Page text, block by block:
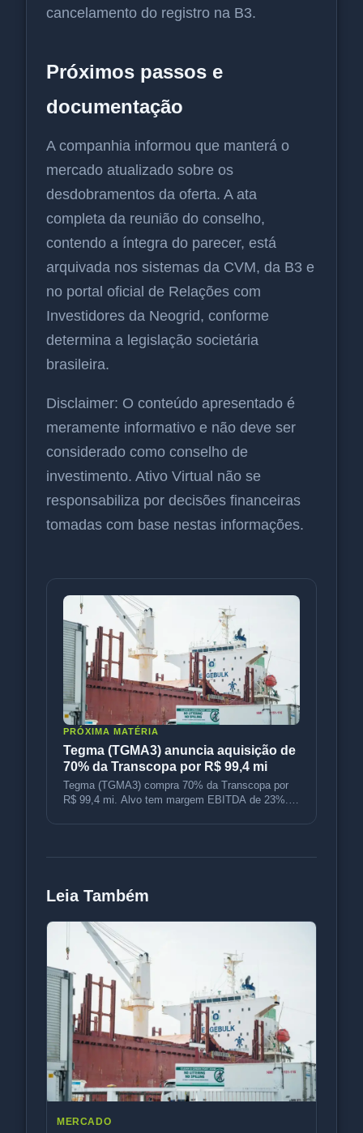
cancelamento do registro na B3.
Próximos passos e
documentação
A companhia informou que manterá o
mercado atualizado sobre os
desdobramentos da oferta. A ata
completa da reunião do conselho,
contendo a íntegra do parecer, está
arquivada nos sistemas da CVM, da B3 e
no portal oficial de Relações com
Investidores da Neogrid, conforme
determina a legislação societária
brasileira.
Disclaimer: O conteúdo apresentado é
meramente informativo e não deve ser
considerado como conselho de
investimento. Ativo Virtual não se
responsabiliza por decisões financeiras
tomadas com base nestas informações.
PRÓXIMA MATÉRIA
Tegma (TGMA3) anuncia aquisição de
70% da Transcopa por R$ 99,4 mi
Tegma (TGMA3) compra 70% da Transcopa por
R$ 99,4 mi. Alvo tem margem EBITDA de 23%.
Leia Também
MERCADO